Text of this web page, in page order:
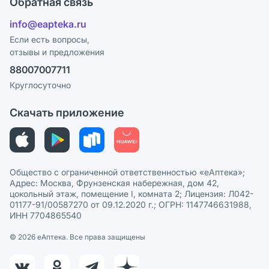
Блог
Лицензия
Реклама на сайте
Ваши товары на ЕАПТЕКЕ
Программа СберСпасибо
Политика конфиденциальности
Пользовательское соглашение
Политика рекомендаций
Этика и соответствие
Политика в отношении обработки персональных данных
info@eapteka.ru
Если есть вопросы,
отзывы и предложения
88007007711
Круглосуточно
Скачать приложение
Общество с ограниченной ответственностью «еАптека»;
Адрес: Москва, Фрунзенская набережная, дом 42,
цокольный этаж, помещение I, комната 2; Лицензия: Л042-
01177-91/00587270 от 09.12.2020 г.; ОГРН: 1147746631988,
ИНН 7704865540
© 2026 eАптека. Все права защищены